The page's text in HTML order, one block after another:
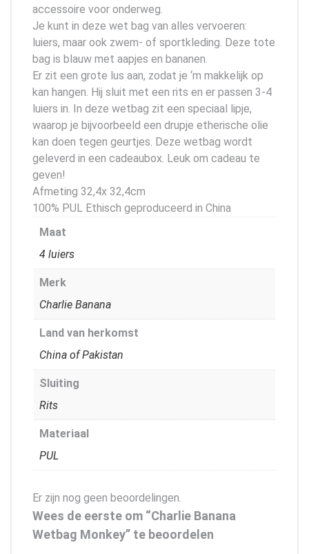
accessoire voor onderweg.
Je kunt in deze wet bag van alles vervoeren:
luiers, maar ook zwem- of sportkleding. Deze tote
bag is blauw met aapjes en bananen.
Er zit een grote lus aan, zodat je ‘m makkelijk op
kan hangen. Hij sluit met een rits en er passen 3-4
luiers in. In deze wetbag zit een speciaal lipje,
waarop je bijvoorbeeld een drupje etherische olie
kan doen tegen geurtjes. Deze wetbag wordt
geleverd in een cadeaubox. Leuk om cadeau te
geven!
Afmeting 32,4x 32,4cm
100% PUL Ethisch geproduceerd in China
Maat
4 luiers
Merk
Charlie Banana
Land van herkomst
China of Pakistan
Sluiting
Rits
Materiaal
PUL
Er zijn nog geen beoordelingen.
Wees de eerste om “Charlie Banana
Wetbag Monkey” te beoordelen